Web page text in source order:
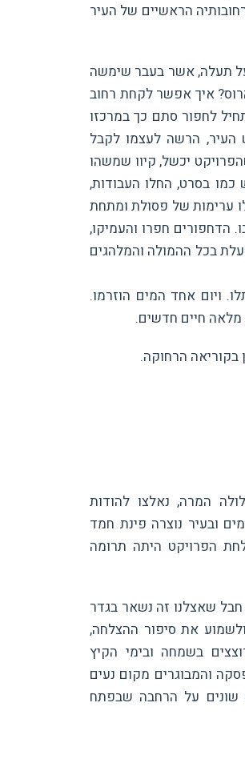
הראשיים של העיר
תעלה, אשר בעבר שימשה
איך אפשר לקחת רחוב
לחפור סתם כך במרכזו
העיר, הרשה לעצמו לקבל
יכשל, קיוו שמשהו
בסרט, החלו העבודות,
ערימות של פסולת ומתחת
הדחפורים חפרו והעמיקו,
בכל ההמולה והמלהגים
ויום אחד המים הוזרמו.
חיים חדשים.
בקוריאה הרחוקה.
המרה, נאלצו להודות
ובעיר נוצרה פינת חמד
הפרויקט היתה תרומה
חבל שאצלנו זה נשאר בגדר
את סיפור ההצלחה,
בשמחה ובימי הקיץ
והמבוגרים מקום נעים
שונים על הרחבה שבפתח